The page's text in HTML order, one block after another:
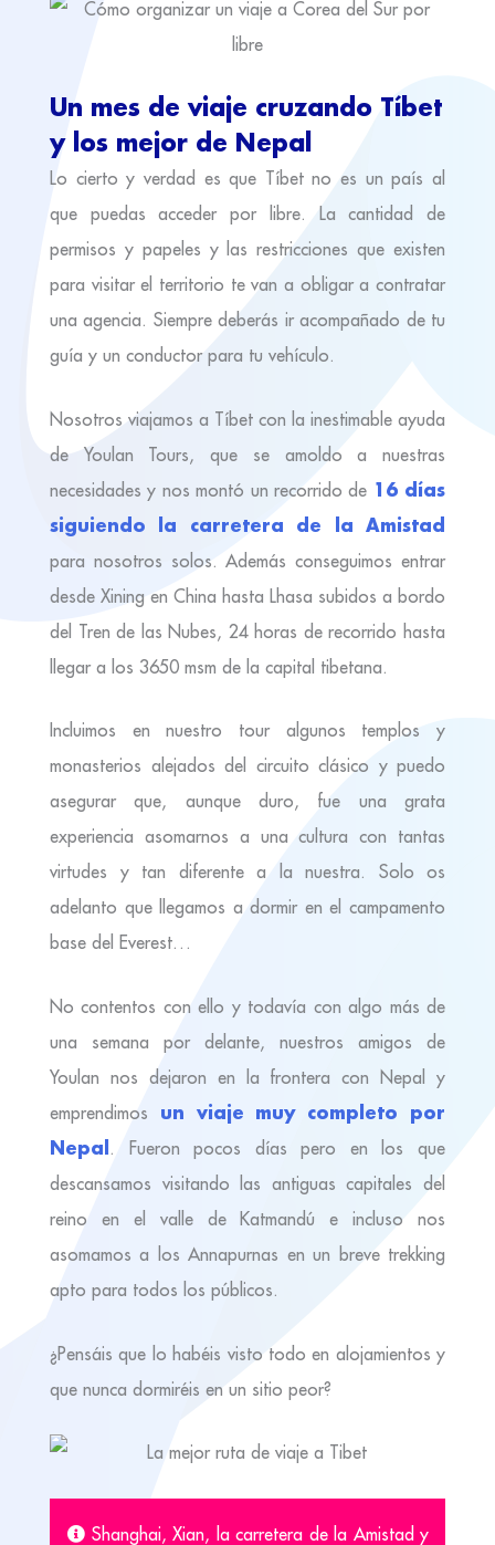
Un mes de viaje cruzando Tíbet
y los mejor de Nepal
Lo cierto y verdad es que Tíbet no es un país al
que puedas acceder por libre. La cantidad de
permisos y papeles y las restricciones que existen
para visitar el territorio te van a obligar a contratar
una agencia. Siempre deberás ir acompañado de tu
guía y un conductor para tu vehículo.
Nosotros viajamos a Tíbet con la inestimable ayuda
de Youlan Tours, que se amoldo a nuestras
necesidades y nos montó un recorrido de 16 días
siguiendo la carretera de la Amistad
para nosotros solos. Además conseguimos entrar
desde Xining en China hasta Lhasa subidos a bordo
del Tren de las Nubes, 24 horas de recorrido hasta
llegar a los 3650 msm de la capital tibetana.
Incluimos en nuestro tour algunos templos y
monasterios alejados del circuito clásico y puedo
asegurar que, aunque duro, fue una grata
experiencia asomarnos a una cultura con tantas
virtudes y tan diferente a la nuestra. Solo os
adelanto que llegamos a dormir en el campamento
base del Everest…
No contentos con ello y todavía con algo más de
una semana por delante, nuestros amigos de
Youlan nos dejaron en la frontera con Nepal y
emprendimos un viaje muy completo por
Nepal . Fueron pocos días pero en los que
descansamos visitando las antiguas capitales del
reino en el valle de Katmandú e incluso nos
asomamos a los Annapurnas en un breve trekking
apto para todos los públicos.
¿Pensáis que lo habéis visto todo en alojamientos y
que nunca dormiréis en un sitio peor?
Shanghai, Xian, la carretera de la Amistad y